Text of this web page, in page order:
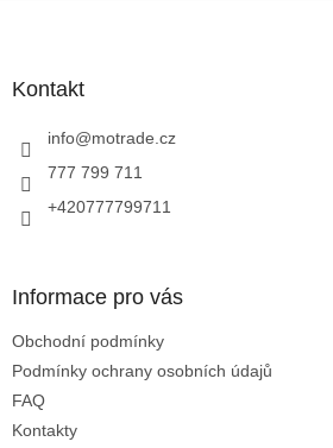
Kontakt
info@motrade.cz
777 799 711
+420777799711
Informace pro vás
Obchodní podmínky
Podmínky ochrany osobních údajů
FAQ
Kontakty